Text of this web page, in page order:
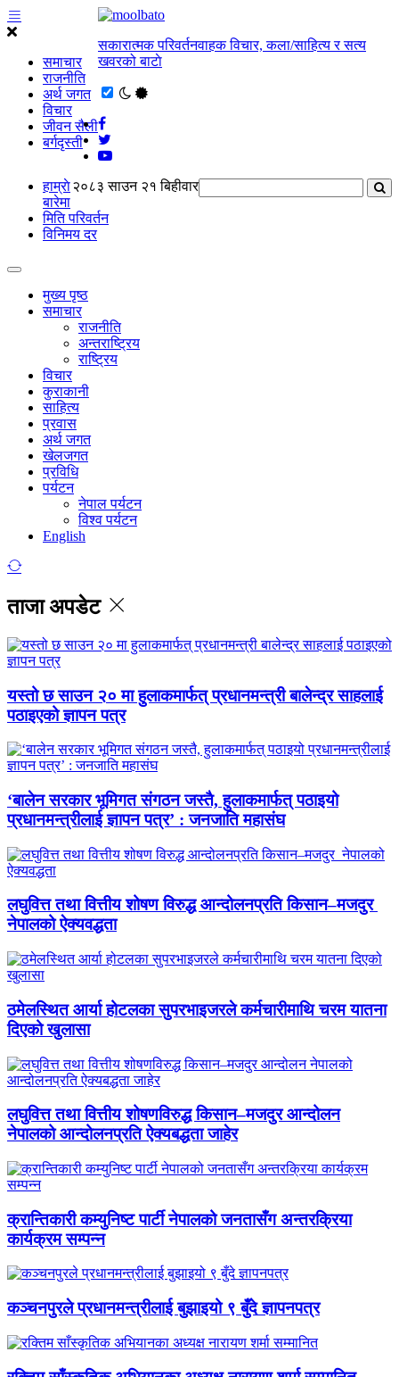
समाचार
राजनीति
अर्थ जगत
विचार
जीवन सैली
बर्गदृस्ती
सकारात्मक परिवर्तनवाहक विचार, कला/साहित्य र सत्य
खवरको बाटाे
२०८३ साउन २१ बिहीवार
हाम्राे
बारेमा
मिति परिवर्तन
विनिमय दर
मुख्य पृष्ठ
समाचार
राजनीति
अन्तराष्ट्रिय
राष्ट्रिय
विचार
कुराकानी
साहित्य
प्रवास
अर्थ जगत
खेलजगत
प्रविधि
पर्यटन
नेपाल पर्यटन
विश्व पर्यटन
English
ताजा अपडेट
यस्तो छ साउन २० मा हुलाकमार्फत् प्रधानमन्त्री बालेन्द्र साहलाई
पठाइएको ज्ञापन पत्र
‘बालेन सरकार भूमिगत संगठन जस्तै, हुलाकमार्फत् पठाइयो
प्रधानमन्त्रीलाई ज्ञापन पत्र’ : जनजाति महासंघ
लघुवित्त तथा वित्तीय शोषण विरुद्ध आन्दोलनप्रति किसान–मजदुर
नेपालको ऐक्यवद्धता
ठमेलस्थित आर्या होटलका सुपरभाइजरले कर्मचारीमाथि चरम यातना
दिएको खुलासा
लघुवित्त तथा वित्तीय शोषणविरुद्ध किसान–मजदुर आन्दोलन
नेपालको आन्दोलनप्रति ऐक्यबद्धता जाहेर
क्रान्तिकारी कम्युनिष्ट पार्टी नेपालको जनतासँग अन्तरक्रिया
कार्यक्रम सम्पन्न
कञ्चनपुरले प्रधानमन्त्रीलाई बुझाइयो ९ बुँदे ज्ञापनपत्र